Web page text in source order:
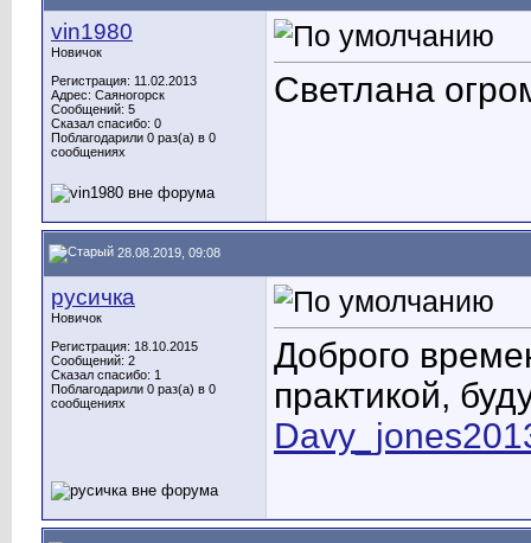
vin1980
Новичок
Регистрация: 11.02.2013
Адрес: Саяногорск
Сообщений: 5
Сказал спасибо: 0
Поблагодарили 0 раз(а) в 0
сообщениях
Светлана
28.08.2019, 09:08
русичка
Новичок
Регистрация: 18.10.2015
Сообщений: 2
Сказал спасибо: 1
Поблагодарили 0 раз(а) в 0
сообщениях
Доброго
практикой,